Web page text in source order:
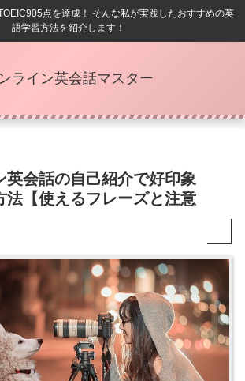
点を達成！ そんな私が実践したおすすめの英
語学習方法を紹介します！
ライン英会話マスター
英会話の自己紹介で好印象
法【使えるフレーズと注意